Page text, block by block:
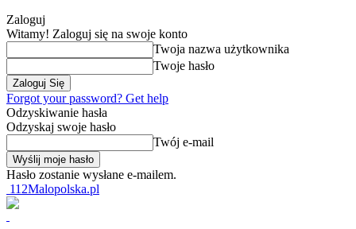
Zaloguj
Witamy! Zaloguj się na swoje konto
Twoja nazwa użytkownika
Twoje hasło
Forgot your password? Get help
Odzyskiwanie hasła
Odzyskaj swoje hasło
Twój e-mail
Hasło zostanie wysłane e-mailem.
112Malopolska.pl